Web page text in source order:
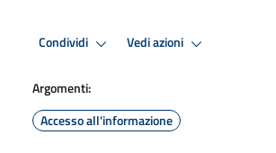
Condividi Vedi azioni
Argomenti:
Accesso all'informazione